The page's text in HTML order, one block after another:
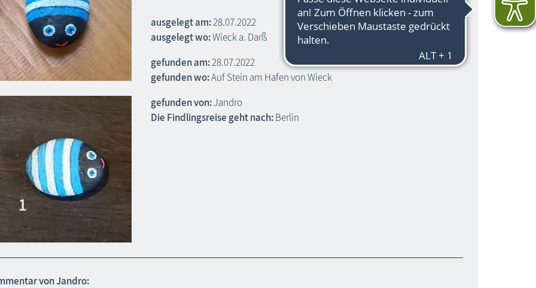
ausgelegt am:28.07.2022
ausgelegt wo:Wieck a. Darß
gefunden am:28.07.2022
gefunden wo:Auf Stein am Hafen von Wieck
gefunden von:Jandro
Die Findlingsreise geht nach:Berlin
von Jandro: